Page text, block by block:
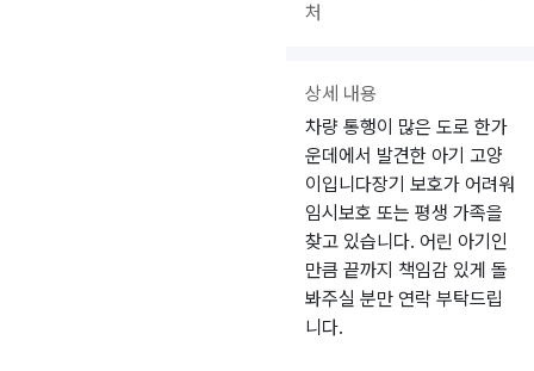
처
상세 내용
차량 통행이 많은 도로 한가
운데에서 발견한 아기 고양
이입니다장기 보호가 어려워
임시보호 또는 평생 가족을
찾고 있습니다. 어린 아기인
만큼 끝까지 책임감 있게 돌
봐주실 분만 연락 부탁드립
니다.